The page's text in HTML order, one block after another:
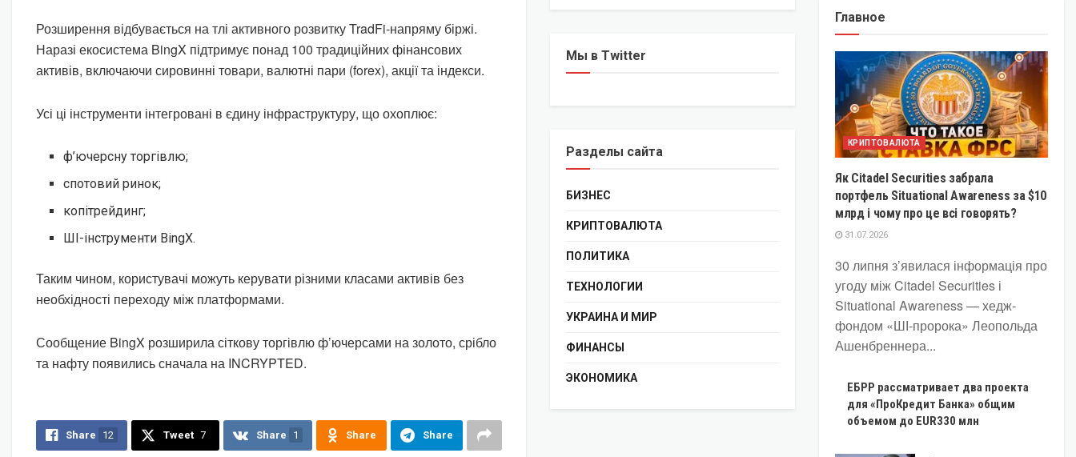
Розширення відбувається на тлі активного розвитку TradFi-напряму біржі.
Наразі екосистема BingX підтримує понад 100 традиційних фінансових
активів, включаючи сировинні товари, валютні пари (forex), акції та індекси.
Усі ці інструменти інтегровані в єдину інфраструктуру, що охоплює:
ф’ючерсну торгівлю;
спотовий ринок;
копітрейдинг;
ШІ-інструменти BingX.
Таким чином, користувачі можуть керувати різними класами активів без
необхідності переходу між платформами.
Сообщение BingX розширила сіткову торгівлю ф’ючерсами на золото, срібло
та нафту появились сначала на INCRYPTED.
Share 12 Tweet 7 Share 1 Share Share
Мы в Twitter
Разделы сайта
БИЗНЕС
КРИПТОВАЛЮТА
ПОЛИТИКА
ТЕХНОЛОГИИ
УКРАИНА И МИР
ФИНАНСЫ
ЭКОНОМИКА
Главное
КРИПТОВАЛЮТА
Як Citadel Securities забрала
портфель Situational Awareness за $10
млрд і чому про це всі говорять?
31.07.2026
30 липня з’явилася інформація про
угоду між Citadel Securities і
Situational Awareness — хедж-
фондом «ШІ-пророка» Леопольда
Ашенбреннера...
ЕБРР рассматривает два проекта
для «ПроКредит Банка» общим
объемом до EUR330 млн